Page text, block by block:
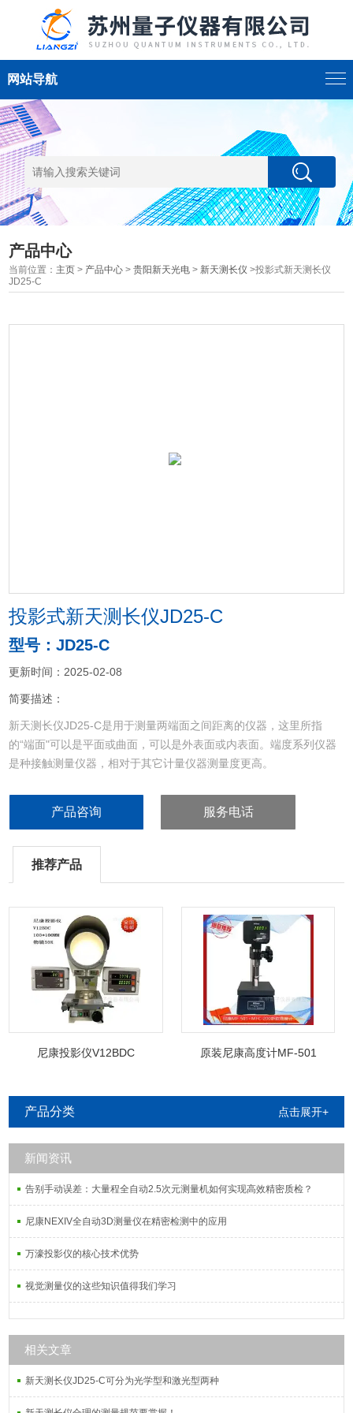
网站导航
产品中心
当前位置： 主页 > 产品中心 >贵阳新天光电 > 新天测长仪 >投影式新天测长仪
JD25-C
投影式新天测长仪JD25-C
型号：JD25-C
更新时间：2025-02-08
简要描述：
新天测长仪JD25-C是用于测量两端面之间距离的仪器，这里所指
的“端面"可以是平面或曲面，可以是外表面或内表面。端度系列仪器
是种接触测量仪器，相对于其它计量仪器测量度更高。
产品咨询 服务电话
推荐产品
尼康投影仪V12BDC 原装尼康高度计MF-501
产品分类 点击展开+
新闻资讯
告别手动误差：大量程全自动2.5次元测量机如何实现高效精密质检？
尼康NEXIV全自动3D测量仪在精密检测中的应用
万濠投影仪的核心技术优势
视觉测量仪的这些知识值得我们学习
相关文章
新天测长仪JD25-C可分为光学型和激光型两种